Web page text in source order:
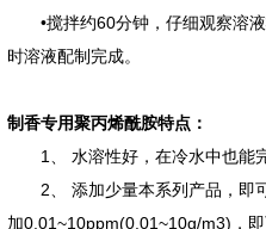
•搅拌约60分钟，仔细观察溶液
时溶液配制完成。
制香专用聚丙烯酰胺特点：
1、 水溶性好，在冷水中也能完
2、 添加少量本系列产品，即
加0.01~10ppm(0.01~10g/m3)，即